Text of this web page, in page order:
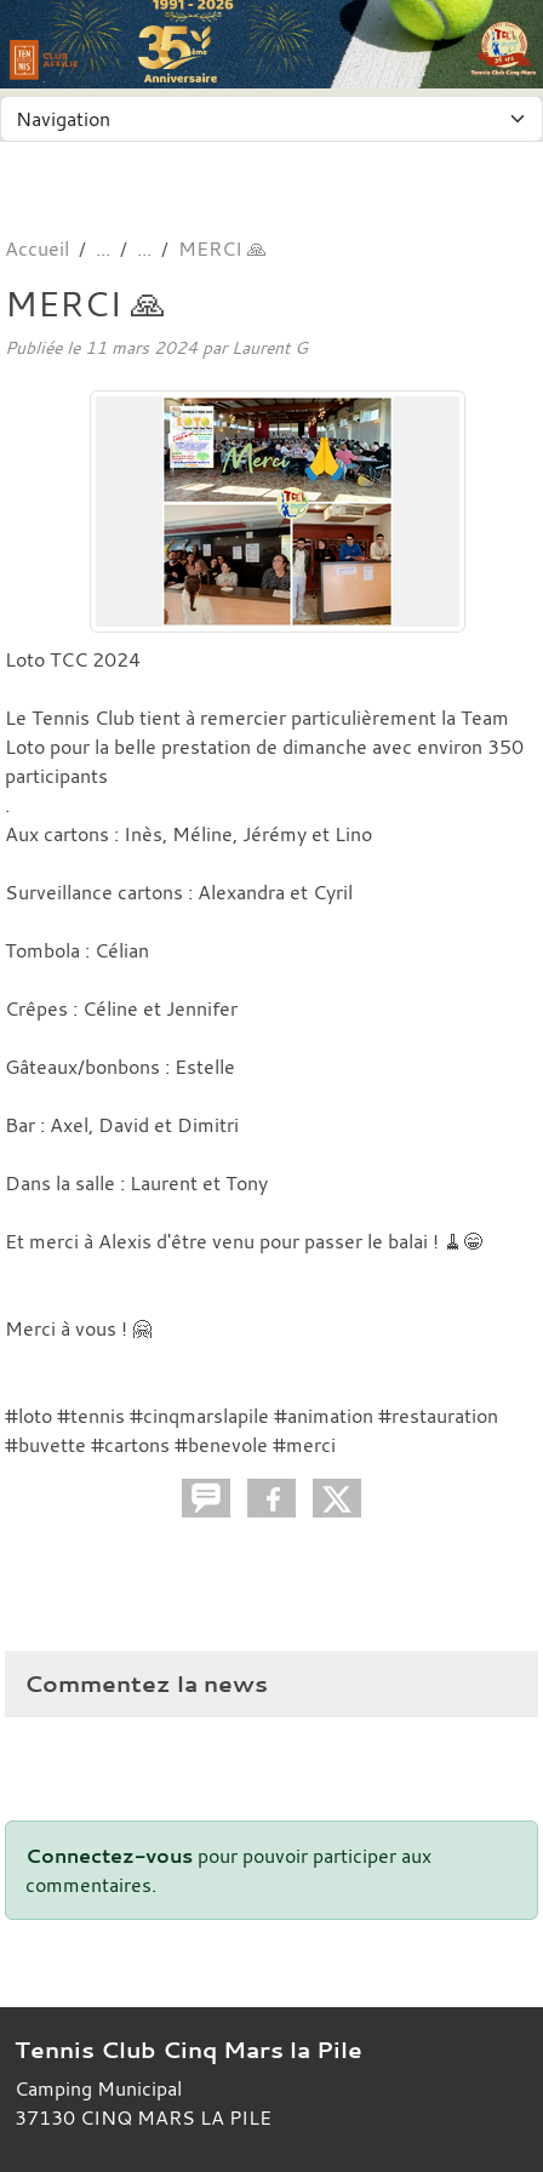
Accueil MERCI 🙏
MERCI 🙏
Publiée le 11 mars 2024 par Laurent G
Loto TCC 2024
Le Tennis Club tient à remercier particulièrement la Team
Loto pour la belle prestation de dimanche avec environ 350
participants
.
Aux cartons : Inès, Méline, Jérémy et Lino
Surveillance cartons : Alexandra et Cyril
Tombola : Célian
Crêpes : Céline et Jennifer
Gâteaux/bonbons : Estelle
Bar : Axel, David et Dimitri
Dans la salle : Laurent et Tony
Et merci à Alexis d'être venu pour passer le balai ! 🧹😁
Merci à vous ! 🤗
#loto #tennis #cinqmarslapile #animation #restauration
#buvette #cartons #benevole #merci
Commentez la news
Connectez-vous pour pouvoir participer aux
commentaires.
Tennis Club Cinq Mars la Pile
Camping Municipal
37130 CINQ MARS LA PILE
Panneau de gestion des cookies